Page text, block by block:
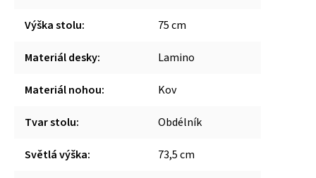
Výška stolu: 75 cm
Materiál desky: Lamino
Materiál nohou: Kov
Tvar stolu: Obdélník
Světlá výška: 73,5 cm